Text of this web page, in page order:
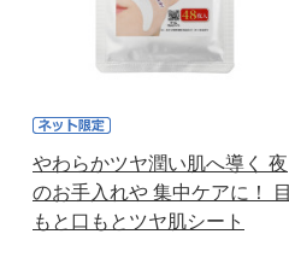
やわらかツヤ潤い肌へ導く 夜
のお手入れや 集中ケアに！ 目
もと口もとツヤ肌シート